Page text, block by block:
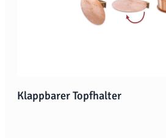
Klappbarer Topfhalter